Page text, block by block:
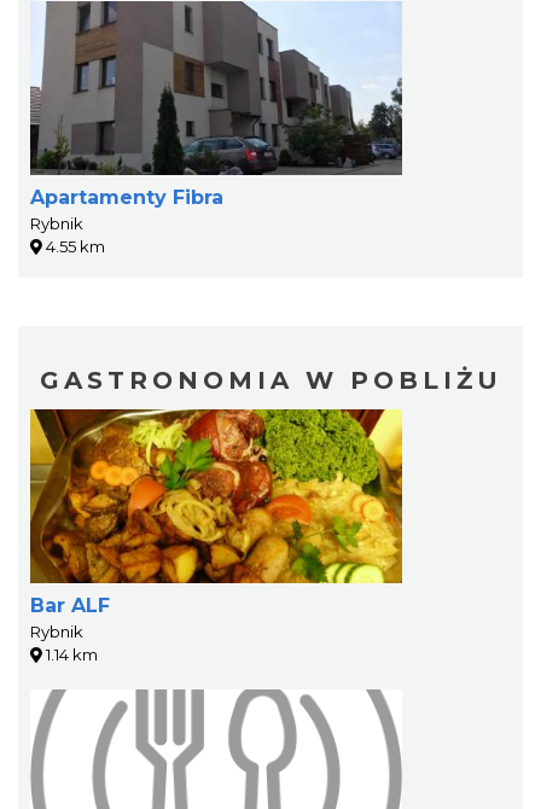
Apartamenty Fibra
Rybnik
4.55 km
GASTRONOMIA W POBLIŻU
Bar ALF
Rybnik
1.14 km